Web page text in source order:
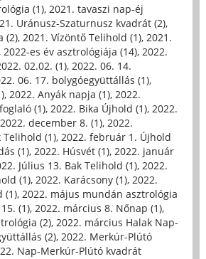
(1), 2021. tavaszi nap-éj
Uránusz-Szaturnusz kvadrát (2),
(2), 2021. Vízöntő Telihold (1), 2021.
2022-es év asztrológiája (14), 2022.
02.02. (1), 2022. 06. 14.
06. 17. bolygóegyüttállás (1),
, 2022. Anyák napja (1), 2022.
(1), 2022. Bika Újhold (1), 2022.
2022. december 8. (1), 2022.
(1), 2022. február 1. Újhold
(1), 2022. Húsvét (1), 2022. január
Július 13. Bak Telihold (1), 2022.
(1), 2022. Karácsony (1), 2022.
(1), 2022. május mundán asztrológia
(1), 2022. március 8. Nőnap (1),
(2), 2022. március Halak Nap-
(2), 2022. Merkúr-Plútó
Nap-Merkúr-Plútó kvadrát